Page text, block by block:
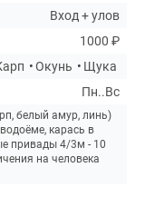
Вход + улов
1000 ₽
Окунь
Щука
Пн..Вс
белый амур, линь)
карась в
привады 4/3м - 10
на человека